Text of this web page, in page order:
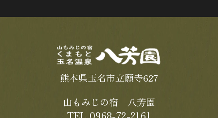
熊本県玉名市立願寺627
山もみじの宿 八芳園